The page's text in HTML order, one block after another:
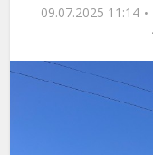
09.07.2025 11:14